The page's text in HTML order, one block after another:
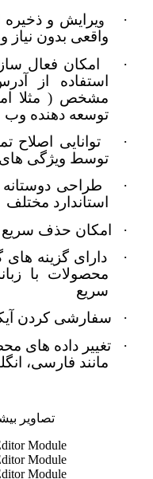
· ویرایش و
واقعی بدون
·
امکان فعال
استفاده از
مشخص ( مثلا
توسعه دهنده
·
توانایی اصلاح
توسط ویژگی های
·
طراحی دوستانه
استاندارد مختلف
·
امکان حذف
·
دارای گزینه
محصولات با
سریع
·
سفارشی کردن
·
تغییر داده های
مانند فارسی،